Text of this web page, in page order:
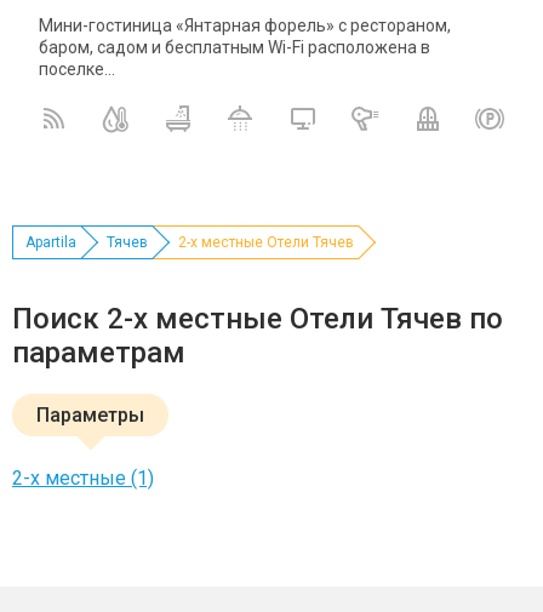
Мини-гостиница «Янтарная форель» с рестораном,
баром, садом и бесплатным Wi-Fi расположена в
поселке...
Apartila Тячев 2-х местные Отели Тячев
Поиск 2-х местные Отели Тячев по
параметрам
Параметры
2-х местные (1)